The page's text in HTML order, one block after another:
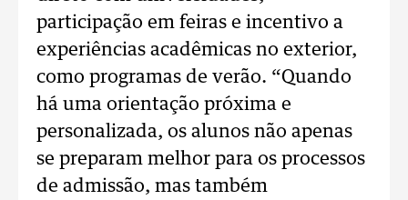
participação em feiras e incentivo a
experiências acadêmicas no exterior,
como programas de verão. “Quando
há uma orientação próxima e
personalizada, os alunos não apenas
se preparam melhor para os processos
de admissão, mas também